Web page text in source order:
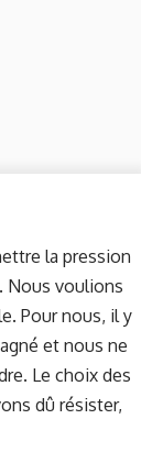
la pression
Nous voulions
Pour nous, il y
et nous ne
Le choix des
dû résister,